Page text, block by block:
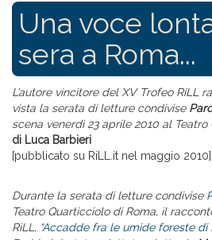
Una voce
sera a Roma...
L’autore vincitore del XV Trofeo RiLL
vista la serata di letture condivise
scena venerdì 23 aprile 2010 al
di Luca Barbieri
[pubblicato su RiLL.it nel maggio 2010]
Durante la serata di letture condivise
Teatro Quarticciolo di Roma, il
RiLL, “Accadde fra le umide foreste di